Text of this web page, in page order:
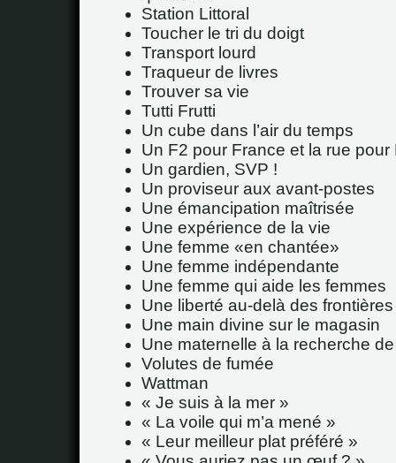
Station Littoral
Toucher le tri du doigt
Transport lourd
Traqueur de livres
Trouver sa vie
Tutti Frutti
Un cube dans l’air du temps
Un F2 pour France et la rue pour
Un gardien, SVP !
Un proviseur aux avant-postes
Une émancipation maîtrisée
Une expérience de la vie
Une femme
en chantée
Une femme indépendante
Une femme qui aide les femmes
Une liberté au-delà des frontières
Une main divine sur le magasin
Une maternelle à la recherche
Volutes de fumée
Wattman
« Je suis à la mer »
« La voile qui m’a mené »
« Leur meilleur plat préféré »